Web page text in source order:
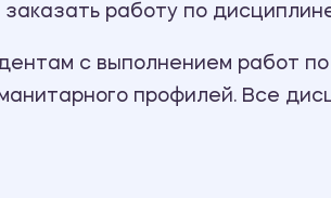
работу по
с выполнением работ
профилей. Все